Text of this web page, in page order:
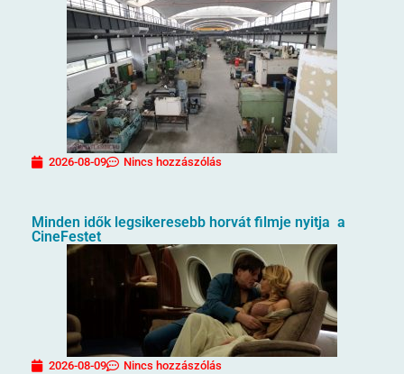
2026-08-09 Nincs hozzászólás
Minden idők legsikeresebb horvát filmje nyitja a
CineFestet
2026-08-09 Nincs hozzászólás